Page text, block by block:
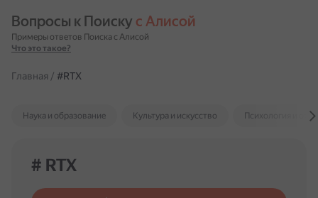
Вопросы к Поиску с Алисой
Примеры ответов Поиска с Алисой
Что это такое?
Главная / #RTX
Наука и образование Культура и искусство Психология и
# RTX